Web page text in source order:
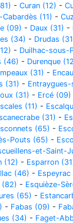
- Curan (12) -
Cabardès (11) -
(09) - Daux (31) -
(34) - Drudas
- Duilhac-sous-
(46) - Durenque
(31) -
(31) - Entraygues-
(31) - Ercé (09)
(11) -
(31) -
(65) -
Pouts (65) -
et-Saint-
(12) - Esparron
(46) - Espeyrac
(82) - Esquièze-
(65) -
- Fabas (09) -
(34) - Faget-